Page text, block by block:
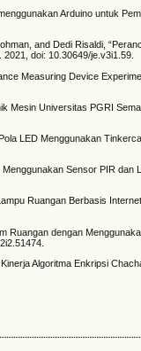
Arduino untuk
and Dedi Risaldi,
doi: 10.30649/je.v3i1.59.
Measuring Device
Mesin Universitas PGRI
LED Menggunakan
Sensor PIR
Ruangan Berbasis
Ruangan dengan
Algoritma Enkripsi